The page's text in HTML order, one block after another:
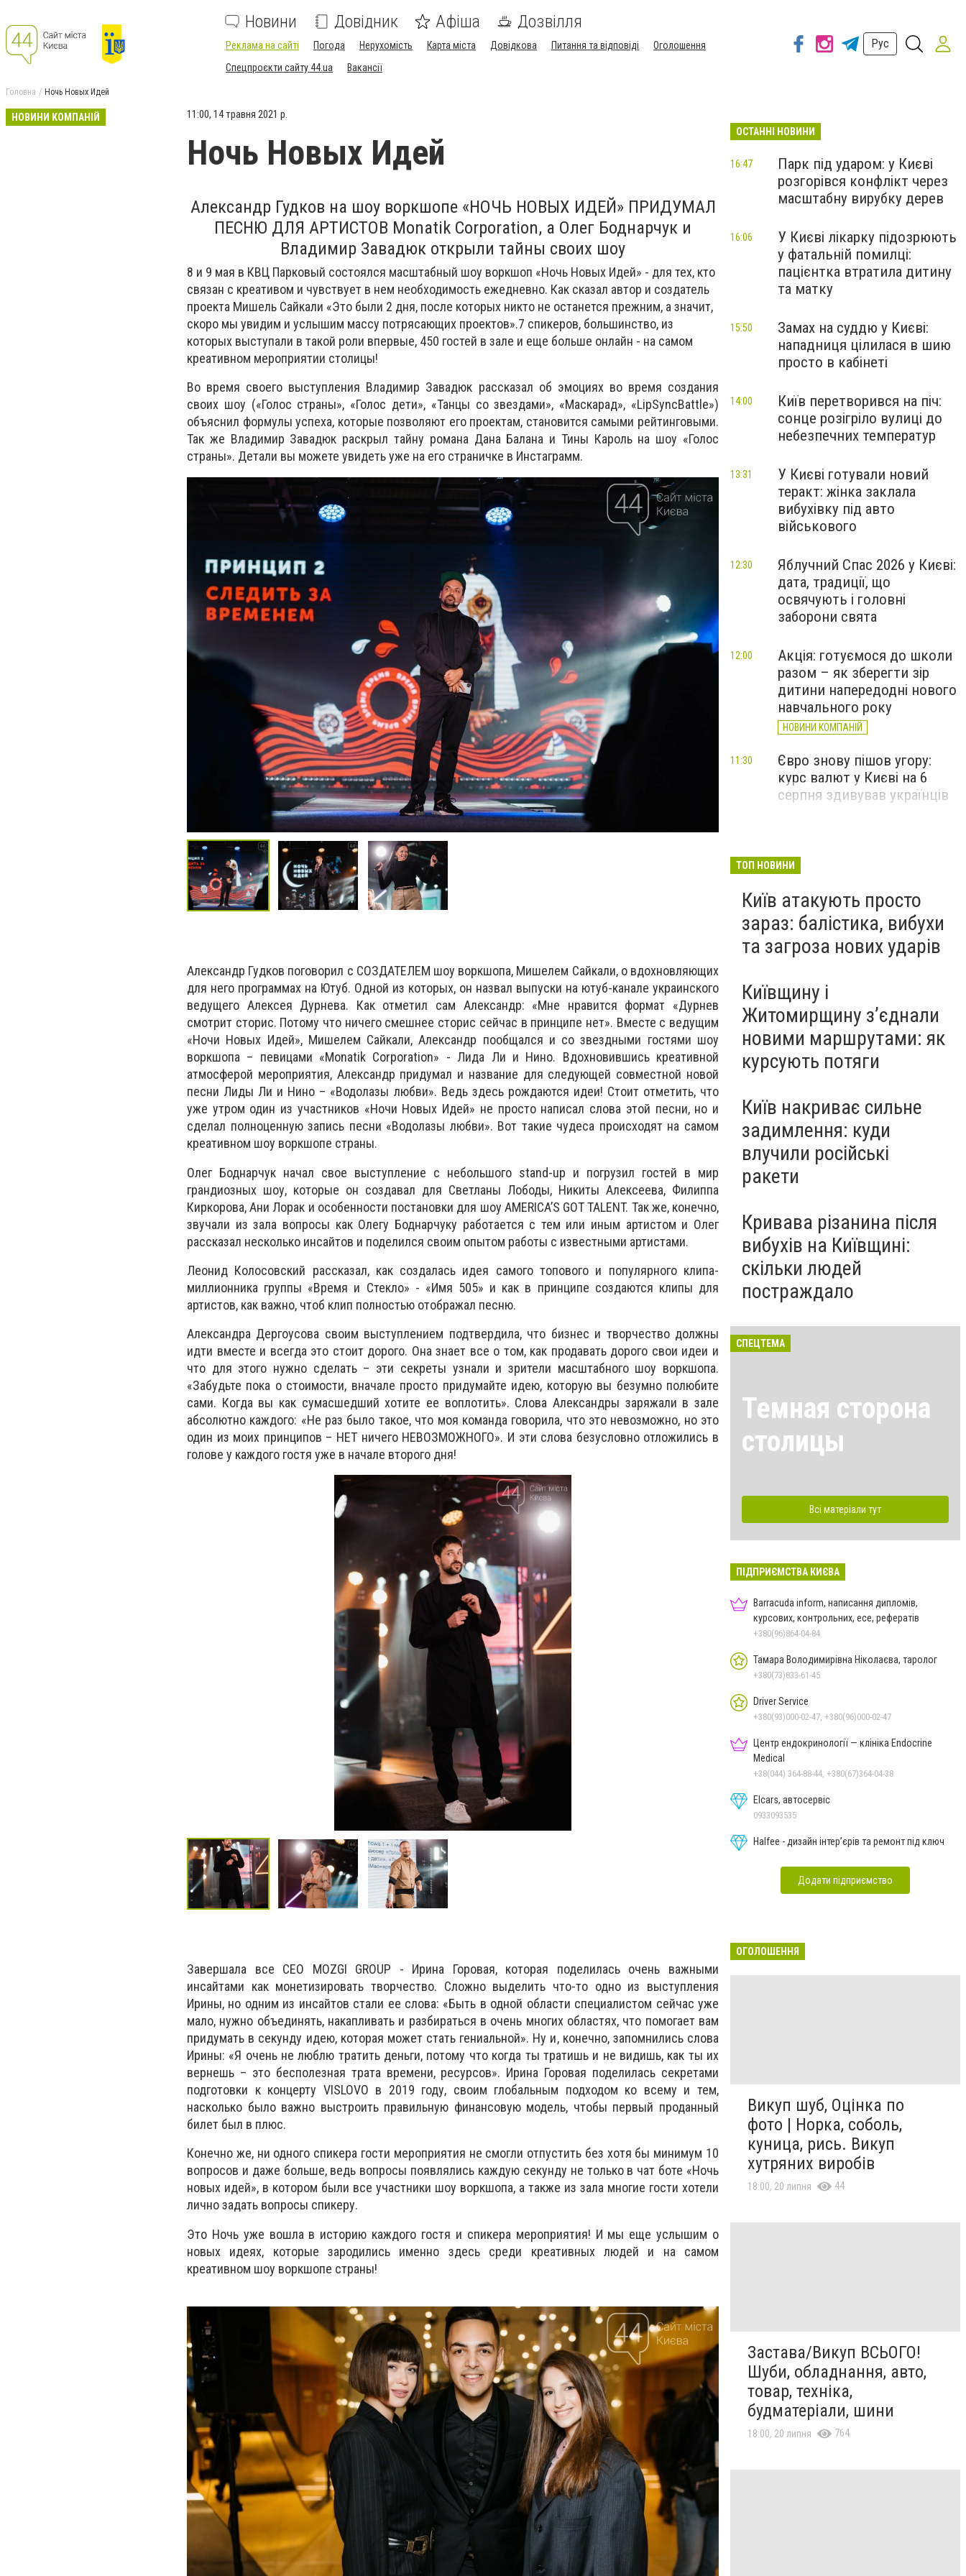
Новини Довідник Афіша Дозвілля
Реклама на сайті Погода Нерухомість Карта міста Довідкова Питання та відповіді
Оголошення
Спецпроєкти сайту 44.ua
Вакансії
Рус
Головна Ночь Новых Идей
НОВИНИ КОМПАНІЙ 11:00, 14 травня 2021 р.
Ночь Новых Идей
Александр Гудков на шоу воркшопе «НОЧЬ НОВЫХ ИДЕЙ» ПРИДУМАЛ
ПЕСНЮ ДЛЯ АРТИСТОВ Monatik Corporation, а Олег Боднарчук и
Владимир Завадюк открыли тайны своих шоу
8 и 9 мая в КВЦ Парковый состоялся масштабный шоу воркшоп «Ночь Новых Идей» - для тех, кто
связан с креативом и чувствует в нем необходимость ежедневно. Как сказал автор и создатель
проекта Мишель Сайкали «Это были 2 дня, после которых никто не останется прежним, а значит,
скоро мы увидим и услышим массу потрясающих проектов».7 спикеров, большинство, из
которых выступали в такой роли впервые, 450 гостей в зале и еще больше онлайн - на самом
креативном мероприятии столицы!
Во время своего выступления Владимир Завадюк рассказал об эмоциях во время создания
своих шоу («Голос страны», «Голос дети», «Танцы со звездами», «Маскарад», «LipSyncBattle»)
объяснил формулы успеха, которые позволяют его проектам, становится самыми рейтинговыми.
Так же Владимир Завадюк раскрыл тайну романа Дана Балана и Тины Кароль на шоу «Голос
страны». Детали вы можете увидеть уже на его страничке в Инстаграмм.
Александр Гудков поговорил с СОЗДАТЕЛЕМ шоу воркшопа, Мишелем Сайкали, о вдохновляющих
для него программах на Ютуб. Одной из которых, он назвал выпуски на ютуб-канале украинского
ведущего Алексея Дурнева. Как отметил сам Александр: «Мне нравится формат «Дурнев
смотрит сторис. Потому что ничего смешнее сторис сейчас в принципе нет». Вместе с ведущим
«Ночи Новых Идей», Мишелем Сайкали, Александр пообщался и со звездными гостями шоу
воркшопа – певицами «Monatik Corporation» - Лида Ли и Нино. Вдохновившись креативной
атмосферой мероприятия, Александр придумал и название для следующей совместной новой
песни Лиды Ли и Нино – «Водолазы любви». Ведь здесь рождаются идеи! Стоит отметить, что
уже утром один из участников «Ночи Новых Идей» не просто написал слова этой песни, но и
сделал полноценную запись песни «Водолазы любви». Вот такие чудеса происходят на самом
креативном шоу воркшопе страны.
Олег Боднарчук начал свое выступление с небольшого stand-up и погрузил гостей в мир
грандиозных шоу, которые он создавал для Светланы Лободы, Никиты Алексеева, Филиппа
Киркорова, Ани Лорак и особенности постановки для шоу AMERICA’S GOT TALENT. Так же, конечно,
звучали из зала вопросы как Олегу Боднарчуку работается с тем или иным артистом и Олег
рассказал несколько инсайтов и поделился своим опытом работы с известными артистами.
Леонид Колосовский рассказал, как создалась идея самого топового и популярного клипа-
миллионника группы «Время и Стекло» - «Имя 505» и как в принципе создаются клипы для
артистов, как важно, чтоб клип полностью отображал песню.
Александра Дергоусова своим выступлением подтвердила, что бизнес и творчество должны
идти вместе и всегда это стоит дорого. Она знает все о том, как продавать дорого свои идеи и
что для этого нужно сделать – эти секреты узнали и зрители масштабного шоу воркшопа.
«Забудьте пока о стоимости, вначале просто придумайте идею, которую вы безумно полюбите
сами. Когда вы как сумасшедший хотите ее воплотить». Слова Александры заряжали в зале
абсолютно каждого: «Не раз было такое, что моя команда говорила, что это невозможно, но это
один из моих принципов – НЕТ ничего НЕВОЗМОЖНОГО». И эти слова безусловно отложились в
голове у каждого гостя уже в начале второго дня!
Завершала все CEO MOZGI GROUP - Ирина Горовая, которая поделилась очень важными
инсайтами как монетизировать творчество. Сложно выделить что-то одно из выступления
Ирины, но одним из инсайтов стали ее слова: «Быть в одной области специалистом сейчас уже
мало, нужно объединять, накапливать и разбираться в очень многих областях, что помогает вам
придумать в секунду идею, которая может стать гениальной». Ну и, конечно, запомнились слова
Ирины: «Я очень не люблю тратить деньги, потому что когда ты тратишь и не видишь, как ты их
вернешь – это бесполезная трата времени, ресурсов». Ирина Горовая поделилась секретами
подготовки к концерту VISLOVO в 2019 году, своим глобальным подходом ко всему и тем,
насколько было важно выстроить правильную финансовую модель, чтобы первый проданный
билет был в плюс.
Конечно же, ни одного спикера гости мероприятия не смогли отпустить без хотя бы минимум 10
вопросов и даже больше, ведь вопросы появлялись каждую секунду не только в чат боте «Ночь
новых идей», в котором были все участники шоу воркшопа, а также из зала многие гости хотели
лично задать вопросы спикеру.
Это Ночь уже вошла в историю каждого гостя и спикера мероприятия! И мы еще услышим о
новых идеях, которые зародились именно здесь среди креативных людей и на самом
креативном шоу воркшопе страны!
ОСТАННІ НОВИНИ
Парк під ударом: у Києві
розгорівся конфлікт через
масштабну вирубку дерев
16:47
У Києві лікарку підозрюють
у фатальній помилці:
пацієнтка втратила дитину
та матку
16:06
Замах на суддю у Києві:
нападниця цілилася в шию
просто в кабінеті
15:50
Київ перетворився на піч:
сонце розігріло вулиці до
небезпечних температур
14:00
У Києві готували новий
теракт: жінка заклала
вибухівку під авто
військового
13:31
Яблучний Спас 2026 у Києві:
дата, традиції, що
освячують і головні
заборони свята
12:30
Акція: готуємося до школи
разом – як зберегти зір
дитини напередодні нового
навчального року
НОВИНИ КОМПАНІЙ
12:00
Євро знову пішов угору:
курс валют у Києві на 6
серпня здивував українців
11:30
ТОП НОВИНИ
Київ атакують просто
зараз: балістика, вибухи
та загроза нових ударів
Київщину і
Житомирщину з’єднали
новими маршрутами: як
курсують потяги
Київ накриває сильне
задимлення: куди
влучили російські
ракети
Кривава різанина після
вибухів на Київщині:
скільки людей
постраждало
СПЕЦТЕМА
Темная сторона
столицы
Всі матеріали тут
ПІДПРИЄМСТВА КИЄВА
Barracuda inform, написання дипломів,
курсових, контрольних, есе, рефератів
+380(96)864-04-84
Тамара Володимирівна Ніколаєва, таролог
+380(73)833-61-45
Driver Service
+380(93)000-02-47, +380(96)000-02-47
Центр ендокринології — клініка Endocrine
Medical
+38(044) 364-88-44, +380(67)364-04-38
Elcars, автосервіс
0933093535
Halfee - дизайн інтер’єрів та ремонт під ключ
Додати підприємство
ОГОЛОШЕННЯ
Викуп шуб, Оцінка по
фото | Норка, соболь,
куница, рись. Викуп
хутряних виробів
18:00, 20 липня 44
Застава/Викуп ВСЬОГО!
Шуби, обладнання, авто,
товар, техніка,
будматеріали, шини
18:00, 20 липня 764